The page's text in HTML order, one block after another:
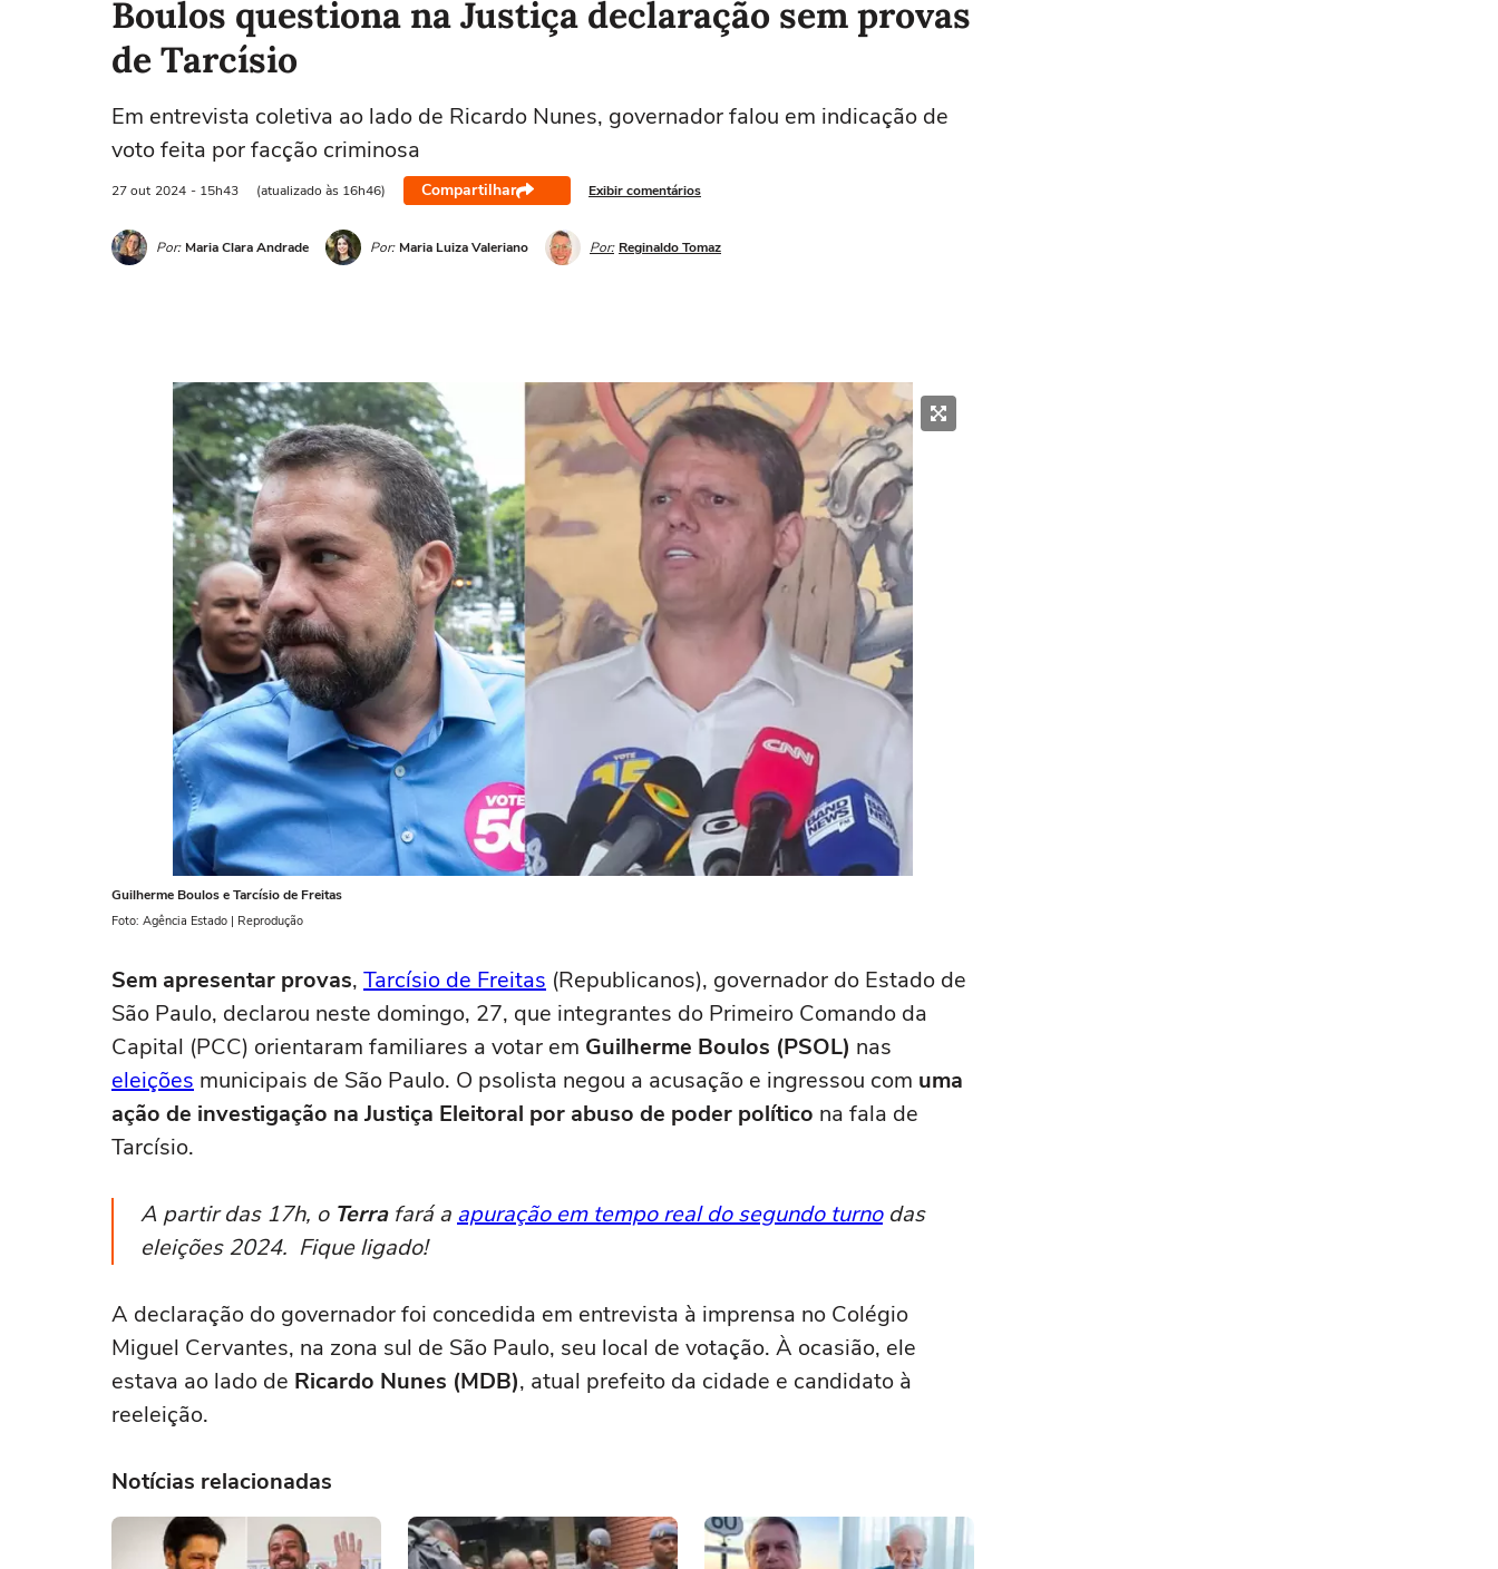
Boulos questiona na Justiça declaração sem provas
de Tarcísio
Em entrevista coletiva ao lado de Ricardo Nunes, governador falou em indicação de
voto feita por facção criminosa
27 out 2024 - 15h43 (atualizado às 16h46) Compartilhar Exibir comentários
Por: Maria Clara Andrade Por: Maria Luiza Valeriano Por: Reginaldo Tomaz
Guilherme Boulos e Tarcísio de Freitas
Foto: Agência Estado | Reprodução
Sem apresentar provas, Tarcísio de Freitas (Republicanos), governador do Estado de
São Paulo, declarou neste domingo, 27, que integrantes do Primeiro Comando da
Capital (PCC) orientaram familiares a votar em Guilherme Boulos (PSOL) nas
eleições municipais de São Paulo. O psolista negou a acusação e ingressou com uma
ação de investigação na Justiça Eleitoral por abuso de poder político na fala de
Tarcísio.
A partir das 17h, o Terrafará a apuração em tempo real do segundo turnodas
eleições 2024. Fique ligado!
A declaração do governador foi concedida em entrevista à imprensa no Colégio
Miguel Cervantes, na zona sul de São Paulo, seu local de votação. À ocasião, ele
estava ao lado de Ricardo Nunes (MDB), atual prefeito da cidade e candidato à
reeleição.
Notícias relacionadas